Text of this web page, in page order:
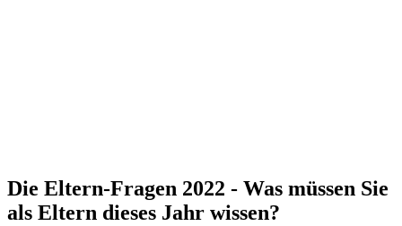
Die Eltern-Fragen 2022 - Was müssen Sie
als Eltern dieses Jahr wissen?